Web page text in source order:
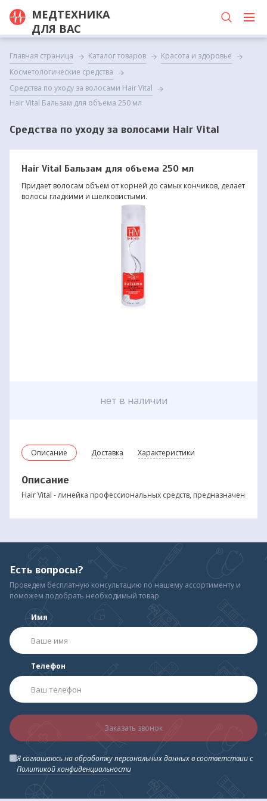
МЕДТЕХНИКА
ДЛЯ ВАС
Главная страница Каталог товаров
Красота и здоровье
Косметологические средства
Средства по уходу за волосами Hair Vital
Hair Vital Бальзам для объема 250 мл
Средства по уходу за волосами Hair Vital
Hair Vital Бальзам для объема 250 мл
Придает волосам объем от корней до самых кончиков, делает
волосы гладкими и шелковистыми.
Описание Доставка Характеристики
Описание
Hair Vital - линейка профессиональных средств, предназначенных
нет в наличии
Есть вопросы?
Проведем бесплатную консультацию по нашему ассортименту и
поможем подобрать необходимый товар
Имя
Телефон
Заказать звонок
Я соглашаюсь на обработку персональных данных в соответствии с
Политикой конфиденциальности